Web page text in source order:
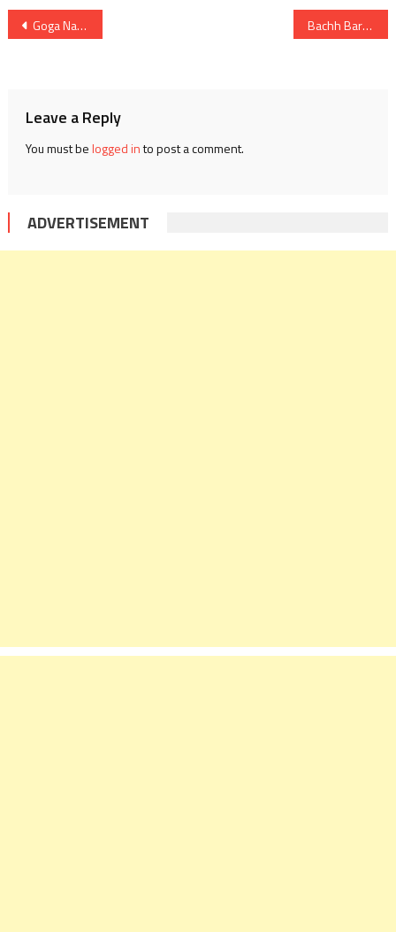
Post
Goga Navami 2025: क्यों मनाया जाता है गोगा नवमी पर्व, जानिए सर्पों के देवता ‘गोगा जी’ की पूजा विधि, जन्म कथा और महत्‍व Bachh Baras 2025: क्यों मनाया जाता हैं बछ बारस का पर्व; जानिए गौवत्स द्वादशी पूजन विधि, बछ बारस पर्व के विशेष नियम, कथा, उद्यापन विधि और महत्व
Leave a Reply
You must belogged into post a comment.
ADVERTISEMENT